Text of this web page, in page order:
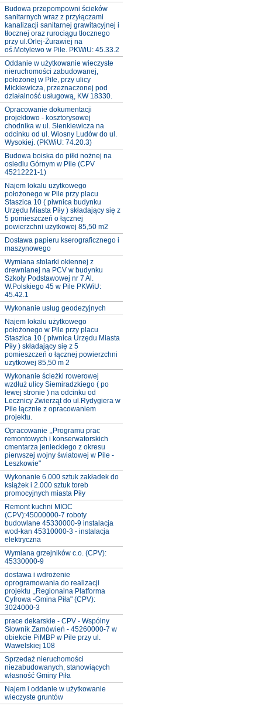
Budowa przepompowni ścieków
sanitarnych wraz z przyłączami
kanalizacji sanitarnej grawitacyjnej i
tłocznej oraz rurociągu tłocznego
przy ul.Orlej-Żurawiej na
oś.Motylewo w Pile. PKWiU: 45.33.2
Oddanie w użytkowanie wieczyste
nieruchomości zabudowanej,
położonej w Pile, przy ulicy
Mickiewicza, przeznaczonej pod
działalność usługową, KW 18330.
Opracowanie dokumentacji
projektowo - kosztorysowej
chodnika w ul. Sienkiewicza na
odcinku od ul. Wiosny Ludów do ul.
Wysokiej. (PKWiU: 74.20.3)
Budowa boiska do piłki nożnej na
osiedlu Górnym w Pile (CPV
45212221-1)
Najem lokalu uzytkowego
położonego w Pile przy placu
Staszica 10 ( piwnica budynku
Urzędu Miasta Piły ) składający się z
5 pomieszczeń o łącznej
powierzchni uzytkowej 85,50 m2
Dostawa papieru kserograficznego i
maszynowego
Wymiana stolarki okiennej z
drewnianej na PCV w budynku
Szkoły Podstawowej nr 7 Al.
W.Polskiego 45 w Pile PKWiU:
45.42.1
Wykonanie usług geodezyjnych
Najem lokalu użytkowego
położonego w Pile przy placu
Staszica 10 ( piwnica Urzędu Miasta
Piły ) składający się z 5
pomieszczeń o łącznej powierzchni
uzytkowej 85,50 m 2
Wykonanie ścieżki rowerowej
wzdłuż ulicy Siemiradzkiego ( po
lewej stronie ) na odcinku od
Lecznicy Zwierząt do ul.Rydygiera w
Pile łącznie z opracowaniem
projektu.
Opracowanie ,,Programu prac
remontowych i konserwatorskich
cmentarza jenieckiego z okresu
pierwszej wojny światowej w Pile -
Leszkowie"
Wykonanie 6.000 sztuk zakładek do
książek i 2.000 sztuk toreb
promocyjnych miasta Piły
Remont kuchni MIOC
(CPV):45000000-7 roboty
budowlane 45330000-9 instalacja
wod-kan 45310000-3 - instalacja
elektryczna
Wymiana grzejników c.o. (CPV):
45330000-9
dostawa i wdrożenie
oprogramowania do realizacji
projektu ,,Regionalna Platforma
Cyfrowa -Gmina Piła" (CPV):
3024000-3
prace dekarskie - CPV - Wspólny
Słownik Zamówień - 45260000-7 w
obiekcie PiMBP w Pile przy ul.
Wawelskiej 108
Sprzedaż nieruchomości
niezabudowanych, stanowiących
własność Gminy Piła
Najem i oddanie w użytkowanie
wieczyste gruntów